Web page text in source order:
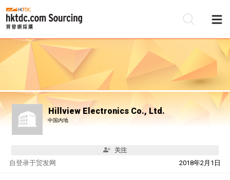
Hillview Electronics Co., Ltd.
中国内地
关注
自 2018年2月1日
登录于贸发网